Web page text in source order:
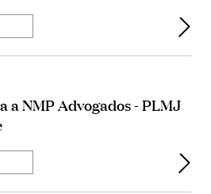
a NMP Advogados - PLMJ